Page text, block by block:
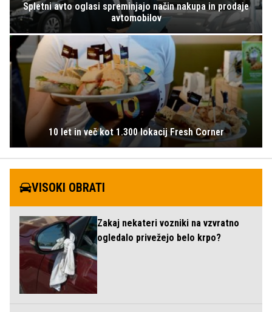
Spletni avto oglasi spreminjajo način nakupa in prodaje
avtomobilov
10 let in več kot 1.300 lokacij Fresh Corner
VISOKI OBRATI
Zakaj nekateri vozniki na vzvratno
ogledalo privežejo belo krpo?